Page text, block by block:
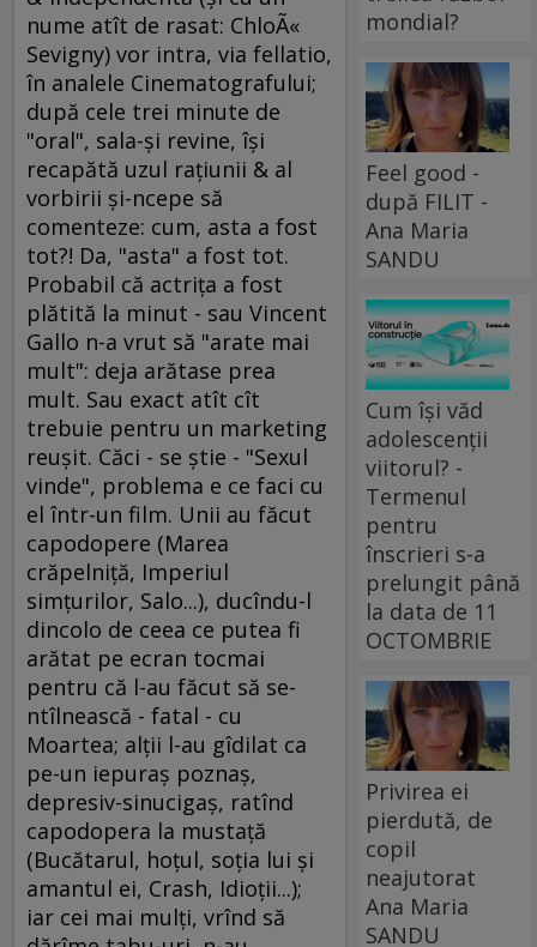
nume atît de rasat: ChloÃ«
Sevigny) vor intra, via fellatio,
în analele Cinematografului;
după cele trei minute de
"oral", sala-şi revine, îşi
recapătă uzul raţiunii & al
vorbirii şi-ncepe să
comenteze: cum, asta a fost
tot?! Da, "asta" a fost tot.
Probabil că actriţa a fost
plătită la minut - sau Vincent
Gallo n-a vrut să "arate mai
mult": deja arătase prea
mult. Sau exact atît cît
trebuie pentru un marketing
reuşit. Căci - se ştie - "Sexul
vinde", problema e ce faci cu
el într-un film. Unii au făcut
capodopere (Marea
crăpelniţă, Imperiul
simţurilor, Salo...), ducîndu-l
dincolo de ceea ce putea fi
arătat pe ecran tocmai
pentru că l-au făcut să se-
ntîlnească - fatal - cu
Moartea; alţii l-au gîdilat ca
pe-un iepuraş poznaş,
depresiv-sinucigaş, ratînd
capodopera la mustaţă
(Bucătarul, hoţul, soţia lui şi
amantul ei, Crash, Idioţii...);
iar cei mai mulţi, vrînd să
mondial?
Feel good -
după FILIT -
Ana Maria
SANDU
Cum își văd
adolescenții
viitorul? -
Termenul
pentru
înscrieri s-a
prelungit până
la data de 11
OCTOMBRIE
Privirea ei
pierdută, de
copil
neajutorat
Ana Maria
SANDU